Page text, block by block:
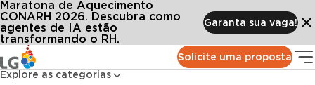
Solicite uma proposta
Explore as categorias
Maratona de Aquecimento
CONARH 2026. Descubra como
agentes de IA estão
transformando o RH.
Garanta sua vaga!
Conteúdos Blog LG
As mudanças no mercado de trabalho e os impactos na eficácia do RH
Gestão de pessoas
As mudanças no mercado de trabalho e os